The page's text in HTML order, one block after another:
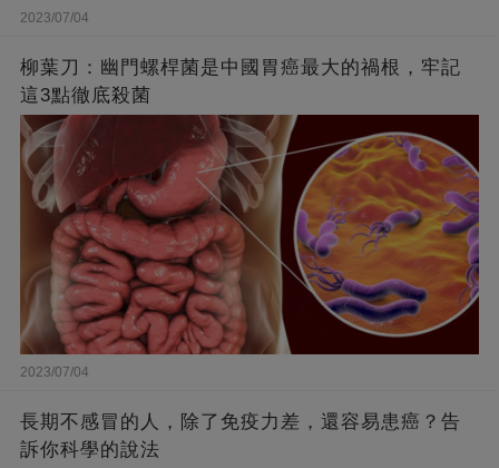
2023/07/04
柳葉刀：幽門螺桿菌是中國胃癌最大的禍根，牢記
這3點徹底殺菌
2023/07/04
長期不感冒的人，除了免疫力差，還容易患癌？告
訴你科學的說法